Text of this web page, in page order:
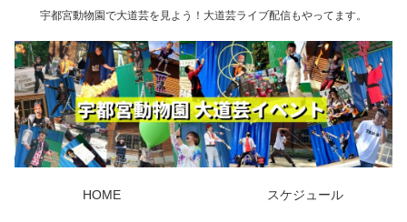
宇都宮動物園で大道芸を見よう！大道芸ライブ配信もやってます。
HOME スケジュール